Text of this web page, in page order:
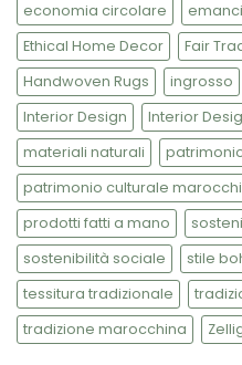
economia circolare
Ethical Home Decor
Fair
Handwoven Rugs
ingrosso
Interior Design
Interior
materiali naturali
patrimonio culturale
prodotti fatti a mano
sostenibilità sociale
stile
tessitura tradizionale
tradizione marocchina